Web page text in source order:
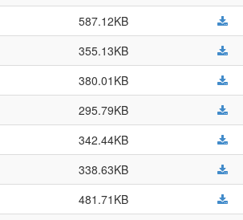
587.12KB
355.13KB
380.01KB
295.79KB
342.44KB
338.63KB
481.71KB